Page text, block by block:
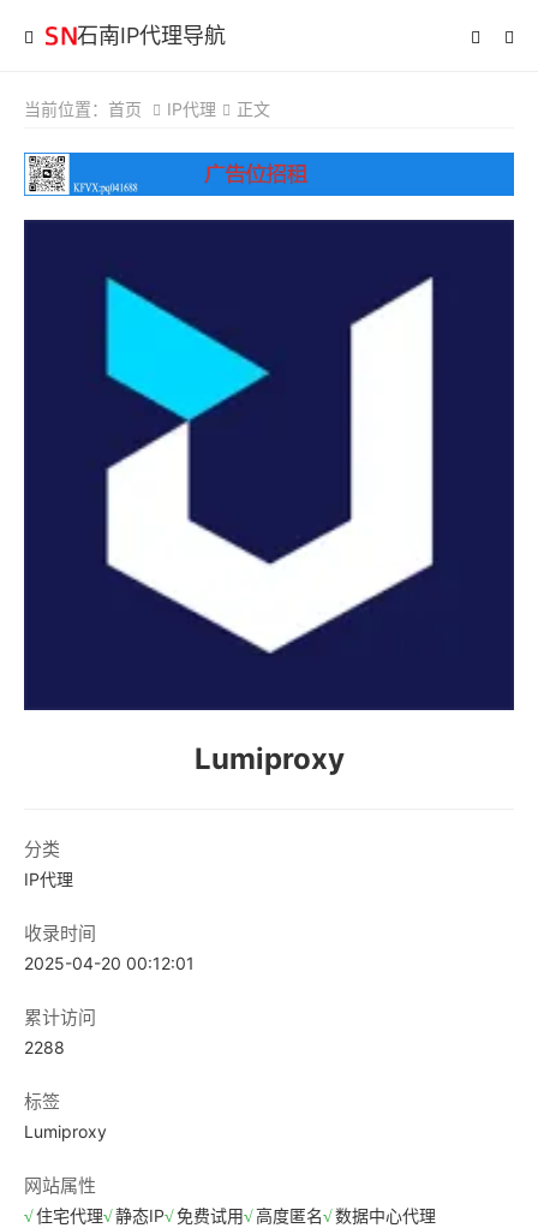
石南IP代理导航
当前位置： 首页 IP代理 正文
Lumiproxy
分类
IP代理
收录时间
2025-04-20 00:12:01
累计访问
2288
标签
Lumiproxy
网站属性
住宅代理 静态IP 免费试用 高度匿名 数据中心代理